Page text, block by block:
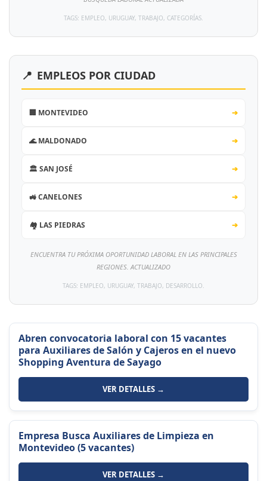
TAGS: EMPLEO, URUGUAY, TRABAJO, CATEGORÍAS.
📍 EMPLEOS POR CIUDAD
🏢 MONTEVIDEO ➔
🌊 MALDONADO ➔
🏛️ SAN JOSÉ ➔
🚜 CANELONES ➔
🏘️ LAS PIEDRAS ➔
ENCUENTRA TU PRÓXIMA OPORTUNIDAD LABORAL EN LAS PRINCIPALES
REGIONES. ACTUALIZADO
TAGS: EMPLEO, URUGUAY, TRABAJO, DESARROLLO.
Abren convocatoria laboral con 15 vacantes
para Auxiliares de Salón y Cajeros en el nuevo
Shopping Aventura de Sayago
VER DETALLES →
Empresa Busca Auxiliares de Limpieza en
Montevideo (5 vacantes)
VER DETALLES →